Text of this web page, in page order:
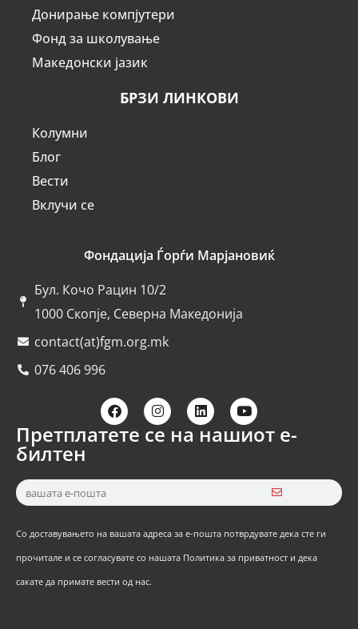
Донирање компјутери
Фонд за школување
Македонски јазик
БРЗИ ЛИНКОВИ
Колумни
Блог
Вести
Вклучи се
Фондација Ѓорѓи Марјановиќ
Бул. Кочо Рацин 10/2
1000 Скопје, Северна Македонија
contact(at)fgm.org.mk
076 406 996
Претплатете се на нашиот е-
билтен
Со доставувањето на вашата адреса за е-пошта потврдувате дека сте ги
прочитале и се согласувате со нашата Политика за приватност и дека
сакате да примате вести од нас.